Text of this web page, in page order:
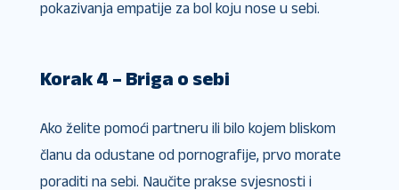
pokazivanja empatije za bol koju nose u sebi.
Korak 4 – Briga o sebi
Ako želite pomoći partneru ili bilo kojem bliskom
članu da odustane od pornografije, prvo morate
poraditi na sebi. Naučite prakse svjesnosti i